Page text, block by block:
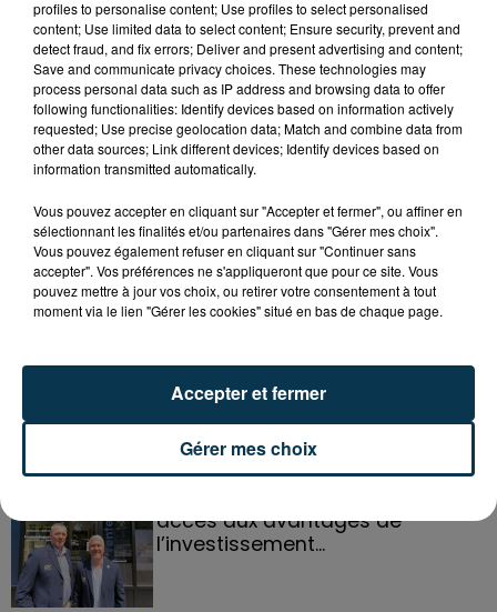
DANS LA LOIRE Voir plus
sur le SCABB
1er juin 2026
accès aux avantages de
l’investissement...
profiles to personalise content; Use profiles to select personalised
content; Use limited data to select content; Ensure security, prevent and
detect fraud, and fix errors; Deliver and present advertising and content;
Save and communicate privacy choices. These technologies may
process personal data such as IP address and browsing data to offer
following functionalities: Identify devices based on information actively
requested; Use precise geolocation data; Match and combine data from
other data sources; Link different devices; Identify devices based on
information transmitted automatically.
Vous pouvez accepter en cliquant sur "Accepter et fermer", ou affiner en
sélectionnant les finalités et/ou partenaires dans "Gérer mes choix".
Vous pouvez également refuser en cliquant sur "Continuer sans
accepter". Vos préférences ne s'appliqueront que pour ce site. Vous
pouvez mettre à jour vos choix, ou retirer votre consentement à tout
moment via le lien "Gérer les cookies" situé en bas de chaque page.
Gérer mes choix
Accepter et fermer